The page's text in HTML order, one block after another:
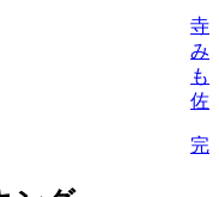
寺
み
も
佐
完